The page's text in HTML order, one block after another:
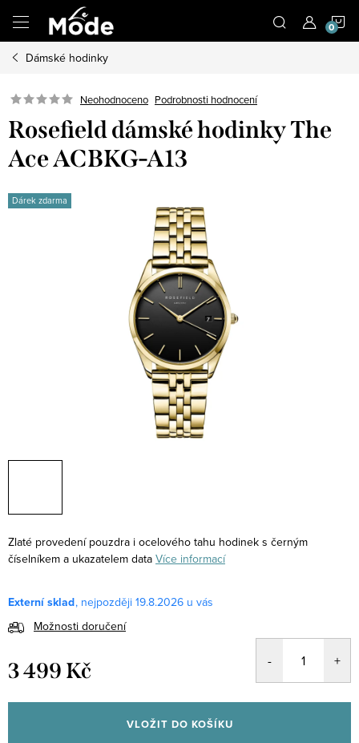
obsah
Dámské hodinky
Neohodnoceno Podrobnosti hodnocení
Rosefield dámské hodinky The
Ace ACBKG-A13
Dárek zdarma
Zlaté provedení pouzdra i ocelového tahu hodinek s černým
číselníkem a ukazatelem data Více informací
Externí sklad
19.8.2026
Možnosti doručení
3 499 Kč
cena:
VLOŽIT DO KOŠÍKU